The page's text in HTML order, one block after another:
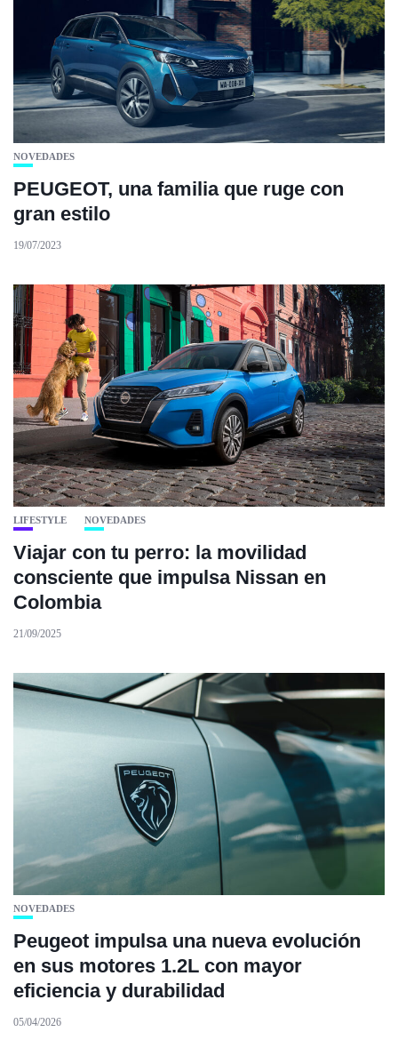
NOVEDADES
PEUGEOT, una familia que ruge con
gran estilo
19/07/2023
LIFESTYLE NOVEDADES
Viajar con tu perro: la movilidad
consciente que impulsa Nissan en
Colombia
21/09/2025
NOVEDADES
Peugeot impulsa una nueva evolución
en sus motores 1.2L con mayor
eficiencia y durabilidad
05/04/2026